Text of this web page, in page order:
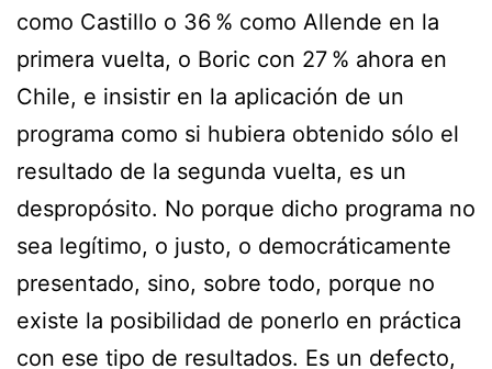
como Castillo o 36 % como Allende en la
primera vuelta, o Boric con 27 % ahora en
Chile, e insistir en la aplicación de un
programa como si hubiera obtenido sólo el
resultado de la segunda vuelta, es un
despropósito. No porque dicho programa no
sea legítimo, o justo, o democráticamente
presentado, sino, sobre todo, porque no
existe la posibilidad de ponerlo en práctica
con ese tipo de resultados. Es un defecto,